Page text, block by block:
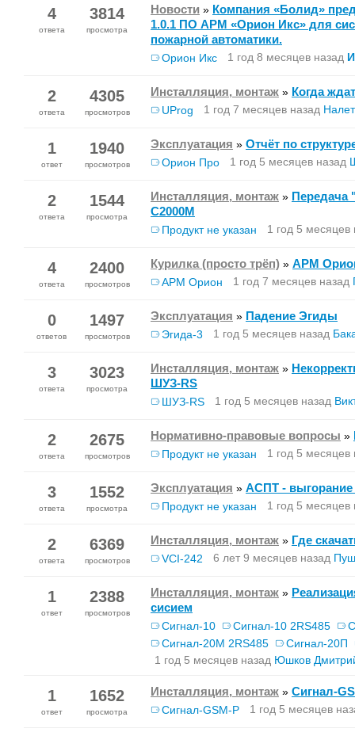
4
ответа
3814
просмотра
Новости » Компания «Болид»
1.0.1 ПО АРМ «Орион Икс» для
пожарной автоматики.
Орион Икс 1 год 8 месяцев назад
2
ответа
4305
просмотров
Инсталляция, монтаж » Когда
UProg 1 год 7 месяцев назад
1
ответ
1940
просмотров
Эксплуатация » Отчёт по
Орион Про 1 год 5 месяцев назад
2
ответа
1544
просмотра
Инсталляция, монтаж » Передача
С2000М
Продукт не указан 1 год 5 месяцев
4
ответа
2400
просмотров
Курилка (просто трёп) » АРМ
АРМ Орион 1 год 7 месяцев назад
0
ответов
1497
просмотров
Эксплуатация » Падение Эгиды
Эгида-3 1 год 5 месяцев назад
3
ответа
3023
просмотра
Инсталляция, монтаж »
ШУЗ-RS
ШУЗ-RS 1 год 5 месяцев назад
2
ответа
2675
просмотров
Нормативно-правовые вопросы »
Продукт не указан 1 год 5 месяцев
3
ответа
1552
просмотра
Эксплуатация » АСПТ - выгорание
Продукт не указан 1 год 5 месяцев
2
ответа
6369
просмотров
Инсталляция, монтаж » Где
VCI-242 6 лет 9 месяцев назад
1
ответ
2388
просмотров
Инсталляция, монтаж »
сисием
Сигнал-10 Сигнал-10 2RS485
Сигнал-20М 2RS485
Сигнал-20П
1 год 5 месяцев назад Юшков
1
ответ
1652
просмотра
Инсталляция, монтаж » Сигнал-
Сигнал-GSM-Р 1 год 5 месяцев